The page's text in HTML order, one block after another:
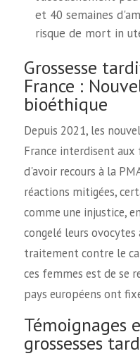
et 40 semaines
risque de mort in
Grossesse
France :
bioéthique
Depuis 2021, les
France interdisent aux
d'avoir recours à la
réactions mitigées,
comme une injustice,
congelé leurs
traitement contre le
ces femmes est de se
pays européens ont
Témoignages
grossesses